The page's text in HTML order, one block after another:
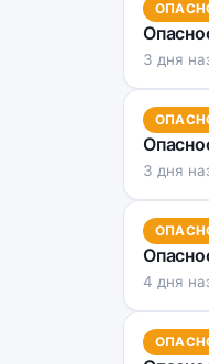
3 дня
3 дня
4 дня